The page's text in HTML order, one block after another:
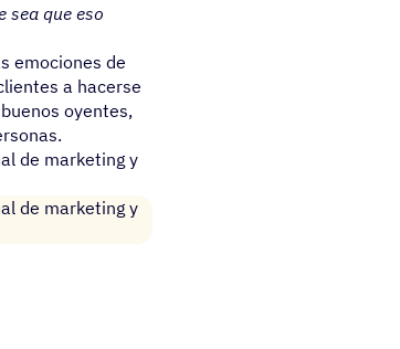
sea que eso
emociones de
a hacerse
oyentes,
de marketing y
de marketing y